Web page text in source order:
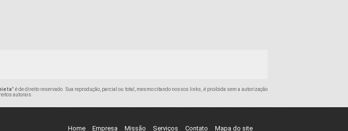
" é de direito reservado. Sua reprodução, parcial ou total, mesmo citando nossos links, é proibida sem a autorização
autorais.
Home Empresa Missão Serviços Contato Mapa do site